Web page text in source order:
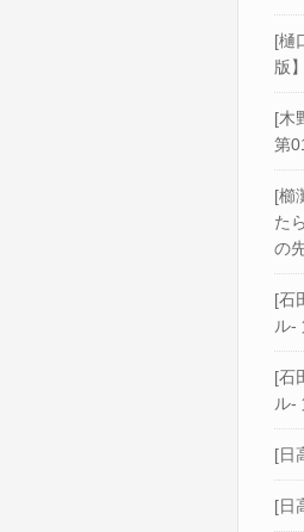
[樋
版
[木
第
[櫛
た
の
[石
ル-
[石
ル-
[日
[日